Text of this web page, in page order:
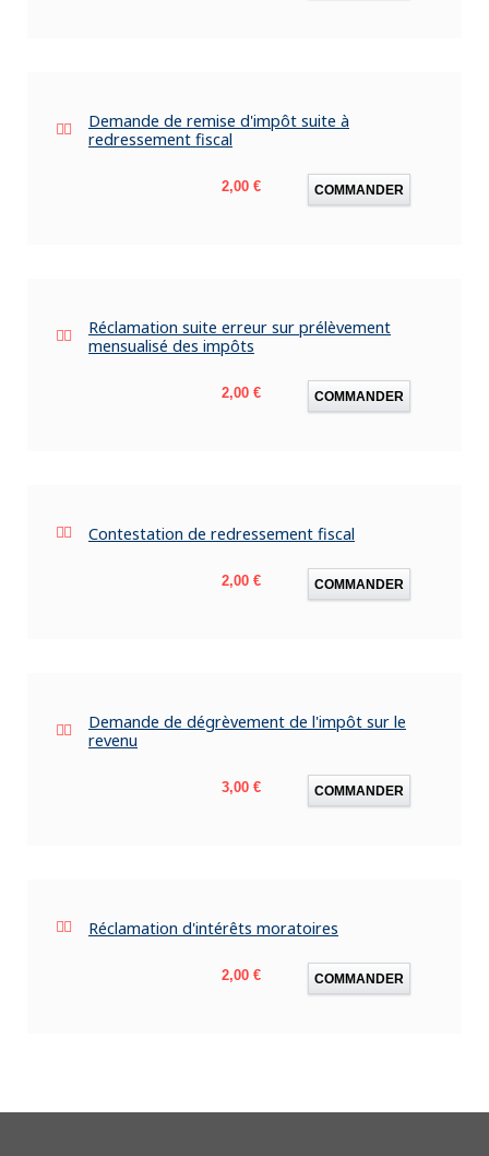
Demande de remise d'impôt suite à
redressement fiscal
Prix
2,00 € COMMANDER
Réclamation suite erreur sur prélèvement
mensualisé des impôts
Prix
2,00 € COMMANDER
Contestation de redressement fiscal
Prix
2,00 € COMMANDER
Demande de dégrèvement de l'impôt sur le
revenu
Prix
3,00 € COMMANDER
Réclamation d'intérêts moratoires
Prix
2,00 € COMMANDER